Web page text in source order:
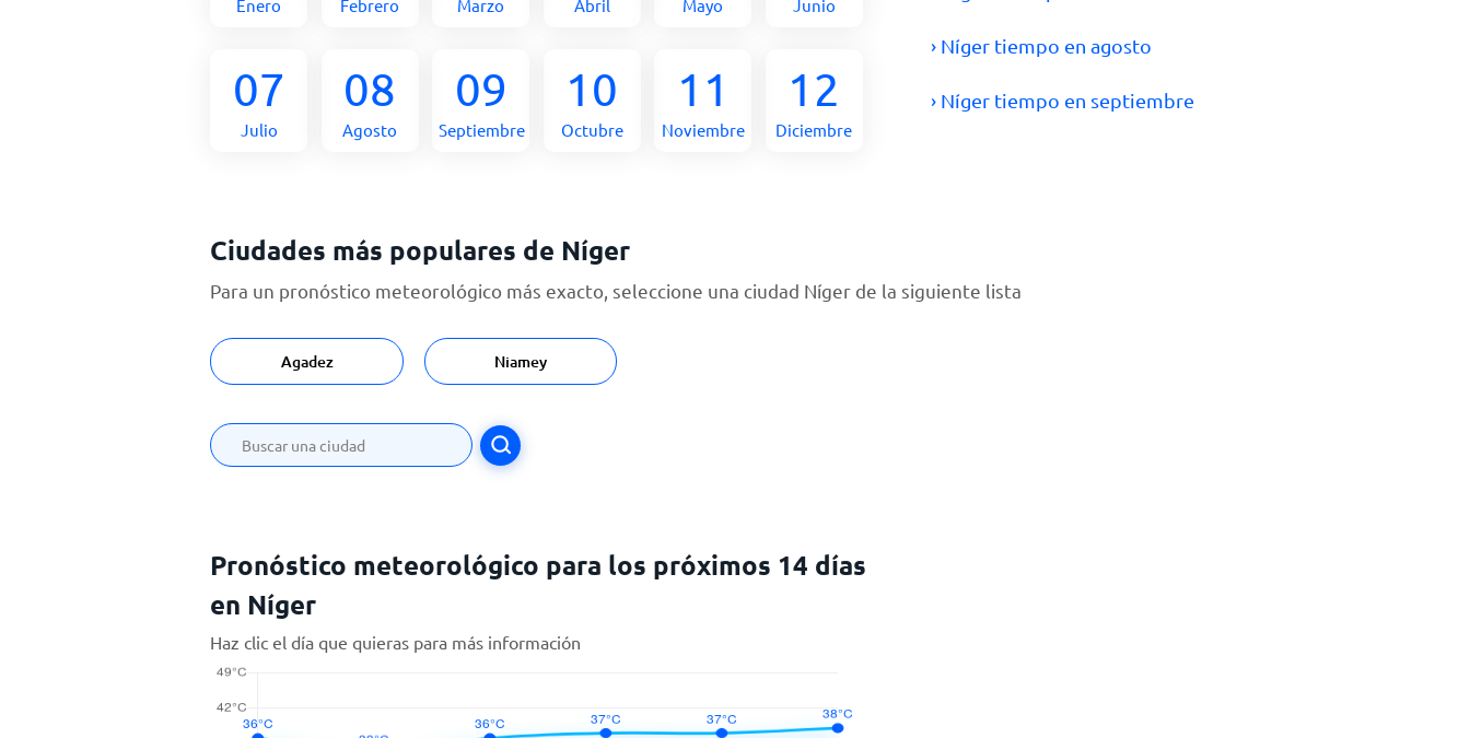
Enero Febrero Marzo Abril Mayo Junio
07
Julio
08
Agosto
09
Septiembre
10
Octubre
11
Noviembre
12
Diciembre
› Níger tiempo en agosto
› Níger tiempo en septiembre
Ciudades más populares de Níger
Para un pronóstico meteorológico más exacto, seleccione una ciudad Níger de la siguiente lista
Agadez Niamey
Pronóstico meteorológico para los próximos 14 días
en Níger
Haz clic el día que quieras para más información